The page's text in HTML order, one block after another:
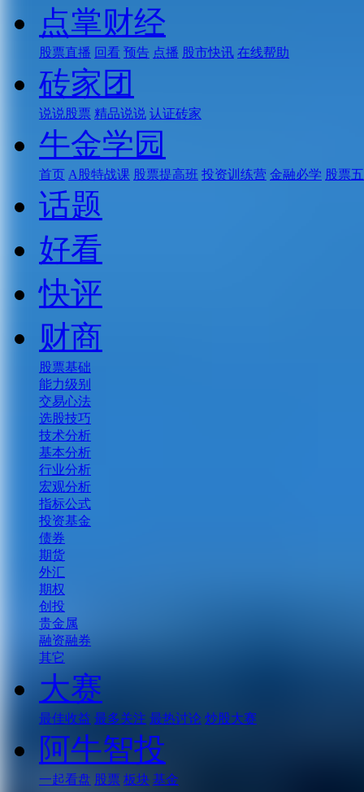
点掌财经
股票直播 回看 预告 点播 股市快讯 在线帮助
砖家团
说说股票 精品说说 认证砖家
牛金学园
首页 A股特战课 股票提高班 投资训练营 金融必学 股票
话题
好看
快评
财商
股票基础
能力级别
交易心法
选股技巧
技术分析
基本分析
行业分析
宏观分析
指标公式
投资基金
债券
期货
外汇
期权
创投
贵金属
融资融券
其它
大赛
最佳收益 最多关注 最热讨论 炒股大赛
阿牛智投
一起看盘 股票 板块 基金